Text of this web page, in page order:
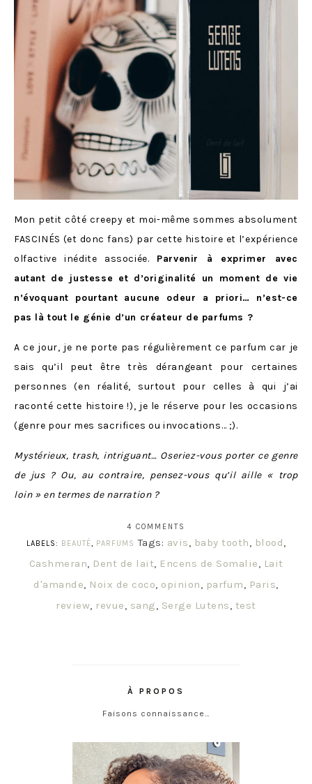
Mon petit côté creepy et moi-même sommes absolument
FASCINÉS (et donc fans) par cette histoire et l’expérience
olfactive inédite associée. Parvenir à exprimer avec
autant de justesse et d’originalité un moment de vie
n’évoquant pourtant aucune odeur a priori… n’est-ce
pas là tout le génie d’un créateur de parfums ?
A ce jour, je ne porte pas régulièrement ce parfum car je
sais qu’il peut être très dérangeant pour certaines
personnes (en réalité, surtout pour celles à qui j’ai
raconté cette histoire !), je le réserve pour les occasions
(genre pour mes sacrifices ou invocations… ;).
Mystérieux, trash, intriguant… Oseriez-vous porter ce genre
de jus ? Ou, au contraire, pensez-vous qu’il aille « trop
loin » en termes de narration ?
4 COMMENTS
LABELS:
BEAUTÉ, PARFUMS Tags: avis, baby tooth, blood,
Cashmeran, Dent de lait, Encens de Somalie, Lait
d'amande, Noix de coco, opinion, parfum, Paris,
review, revue, sang, Serge Lutens, test
À PROPOS
Faisons connaissance…